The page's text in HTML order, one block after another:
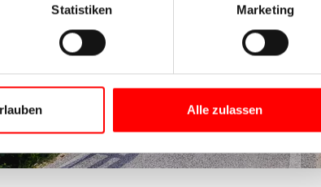
Statistiken Marketing
Alle zulassen